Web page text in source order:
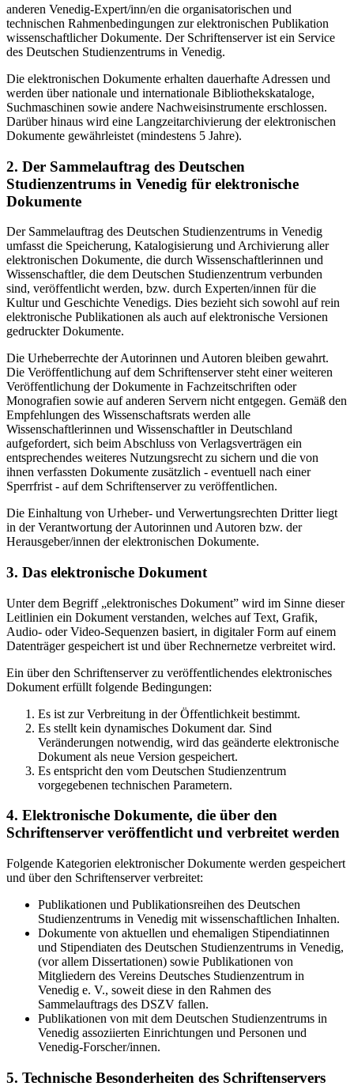
anderen Venedig-Expert/inn/en die organisatorischen und
technischen Rahmenbedingungen zur elektronischen Publikation
wissenschaftlicher Dokumente. Der Schriftenserver ist ein Service
des Deutschen Studienzentrums in Venedig.
Die elektronischen Dokumente erhalten dauerhafte Adressen und
werden über nationale und internationale Bibliothekskataloge,
Suchmaschinen sowie andere Nachweisinstrumente erschlossen.
Darüber hinaus wird eine Langzeitarchivierung der elektronischen
Dokumente gewährleistet (mindestens 5 Jahre).
2. Der Sammelauftrag des Deutschen
Studienzentrums in Venedig für elektronische
Dokumente
Der Sammelauftrag des Deutschen Studienzentrums in Venedig
umfasst die Speicherung, Katalogisierung und Archivierung aller
elektronischen Dokumente, die durch Wissenschaftlerinnen und
Wissenschaftler, die dem Deutschen Studienzentrum verbunden
sind, veröffentlicht werden, bzw. durch Experten/innen für die
Kultur und Geschichte Venedigs. Dies bezieht sich sowohl auf rein
elektronische Publikationen als auch auf elektronische Versionen
gedruckter Dokumente.
Die Urheberrechte der Autorinnen und Autoren bleiben gewahrt.
Die Veröffentlichung auf dem Schriftenserver steht einer weiteren
Veröffentlichung der Dokumente in Fachzeitschriften oder
Monografien sowie auf anderen Servern nicht entgegen. Gemäß den
Empfehlungen des Wissenschaftsrats werden alle
Wissenschaftlerinnen und Wissenschaftler in Deutschland
aufgefordert, sich beim Abschluss von Verlagsverträgen ein
entsprechendes weiteres Nutzungsrecht zu sichern und die von
ihnen verfassten Dokumente zusätzlich - eventuell nach einer
Sperrfrist - auf dem Schriftenserver zu veröffentlichen.
Die Einhaltung von Urheber- und Verwertungsrechten Dritter liegt
in der Verantwortung der Autorinnen und Autoren bzw. der
Herausgeber/innen der elektronischen Dokumente.
3. Das elektronische Dokument
Unter dem Begriff „elektronisches Dokument” wird im Sinne dieser
Leitlinien ein Dokument verstanden, welches auf Text, Grafik,
Audio- oder Video-Sequenzen basiert, in digitaler Form auf einem
Datenträger gespeichert ist und über Rechnernetze verbreitet wird.
Ein über den Schriftenserver zu veröffentlichendes elektronisches
Dokument erfüllt folgende Bedingungen:
Es ist zur Verbreitung in der Öffentlichkeit bestimmt.
Es stellt kein dynamisches Dokument dar. Sind
Veränderungen notwendig, wird das geänderte elektronische
Dokument als neue Version gespeichert.
Es entspricht den vom Deutschen Studienzentrum
vorgegebenen technischen Parametern.
4. Elektronische Dokumente, die über den
Schriftenserver veröffentlicht und verbreitet werden
Folgende Kategorien elektronischer Dokumente werden gespeichert
und über den Schriftenserver verbreitet:
Publikationen und Publikationsreihen des Deutschen
Studienzentrums in Venedig mit wissenschaftlichen Inhalten.
Dokumente von aktuellen und ehemaligen Stipendiatinnen
und Stipendiaten des Deutschen Studienzentrums in Venedig,
(vor allem Dissertationen) sowie Publikationen von
Mitgliedern des Vereins Deutsches Studienzentrum in
Venedig e. V., soweit diese in den Rahmen des
Sammelauftrags des DSZV fallen.
Publikationen von mit dem Deutschen Studienzentrums in
Venedig assoziierten Einrichtungen und Personen und
Venedig-Forscher/innen.
5. Technische Besonderheiten des Schriftenservers